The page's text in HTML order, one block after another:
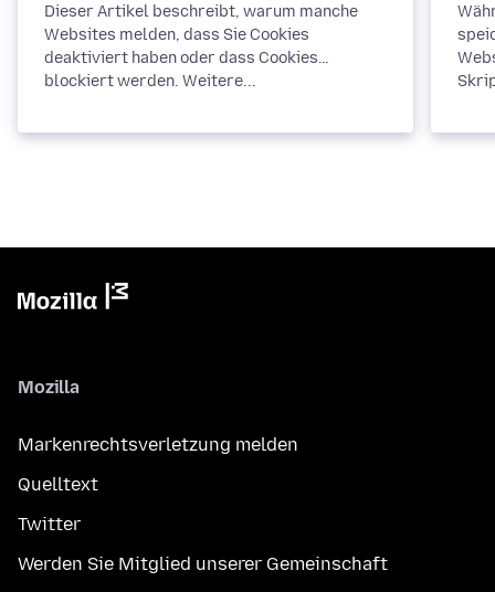
Dieser Artikel beschreibt, warum manche
Websites melden, dass Sie Cookies
deaktiviert haben oder dass Cookies
blockiert werden. Weitere...
Mozilla
Markenrechtsverletzung melden
Quelltext
Twitter
Werden Sie Mitglied unserer Gemeinschaft